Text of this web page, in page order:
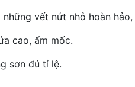
vết nứt nhỏ hoàn
cao, ẩm mốc.
sơn đủ tỉ lệ.